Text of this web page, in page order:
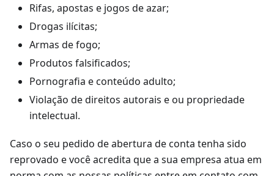
Rifas, apostas e jogos de azar;
Drogas ilícitas;
Armas de fogo;
Produtos falsificados;
Pornografia e conteúdo adulto;
Violação de direitos autorais e ou propriedade
intelectual.
Caso o seu pedido de abertura de conta tenha sido
reprovado e você acredita que a sua empresa atua em